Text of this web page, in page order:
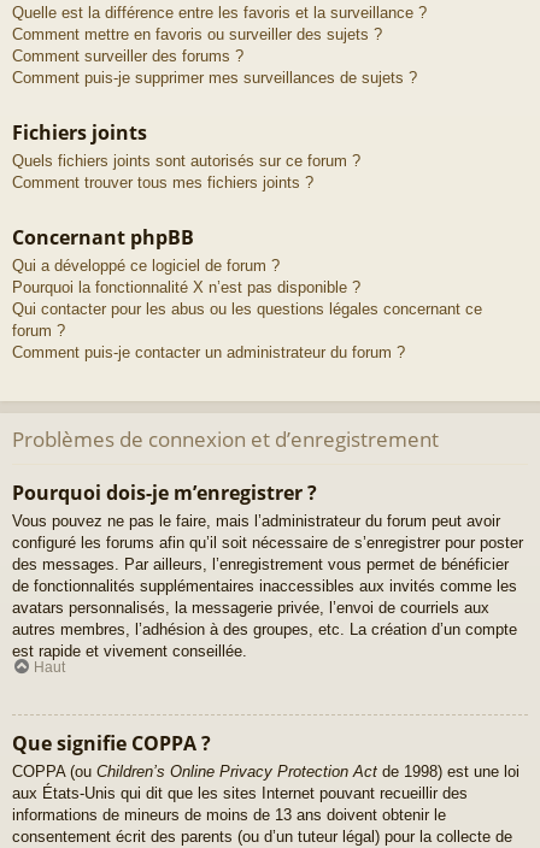
Quelle est la différence entre les favoris et la surveillance ?
Comment mettre en favoris ou surveiller des sujets ?
Comment surveiller des forums ?
Comment puis-je supprimer mes surveillances de sujets ?
Fichiers joints
Quels fichiers joints sont autorisés sur ce forum ?
Comment trouver tous mes fichiers joints ?
Concernant phpBB
Qui a développé ce logiciel de forum ?
Pourquoi la fonctionnalité X n’est pas disponible ?
Qui contacter pour les abus ou les questions légales concernant ce
forum ?
Comment puis-je contacter un administrateur du forum ?
Problèmes de connexion et d’enregistrement
Pourquoi dois-je m’enregistrer ?
Vous pouvez ne pas le faire, mais l’administrateur du forum peut avoir
configuré les forums afin qu’il soit nécessaire de s’enregistrer pour poster
des messages. Par ailleurs, l’enregistrement vous permet de bénéficier
de fonctionnalités supplémentaires inaccessibles aux invités comme les
avatars personnalisés, la messagerie privée, l’envoi de courriels aux
autres membres, l’adhésion à des groupes, etc. La création d’un compte
est rapide et vivement conseillée.
Haut
Que signifie COPPA ?
COPPA (ou Children’s Online Privacy Protection Act de 1998) est une loi
aux États-Unis qui dit que les sites Internet pouvant recueillir des
informations de mineurs de moins de 13 ans doivent obtenir le
consentement écrit des parents (ou d’un tuteur légal) pour la collecte de